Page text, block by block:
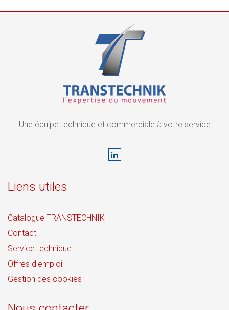
Une équipe technique et commerciale à votre service
Liens utiles
Catalogue TRANSTECHNIK
Contact
Service technique
Offres d'emploi
Gestion des cookies